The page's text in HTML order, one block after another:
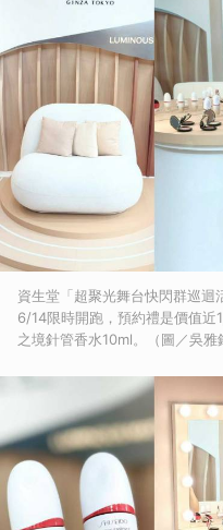
資生堂「超聚光舞台快閃群巡迴
6/14限時開跑，預約禮是價值
之境針管香水10ml。（圖／吳雅